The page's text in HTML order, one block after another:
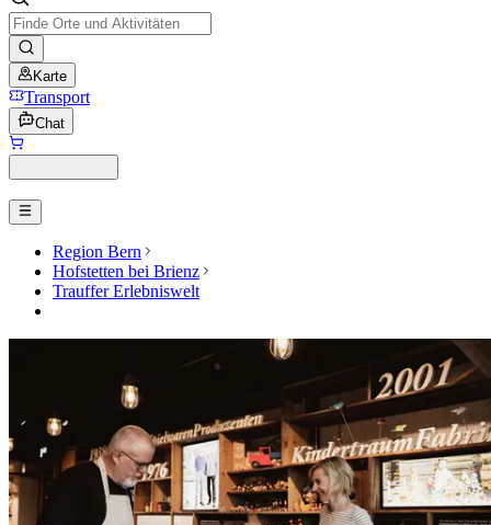
Karte
Transport
Chat
Region Bern
Hofstetten bei Brienz
Trauffer Erlebniswelt